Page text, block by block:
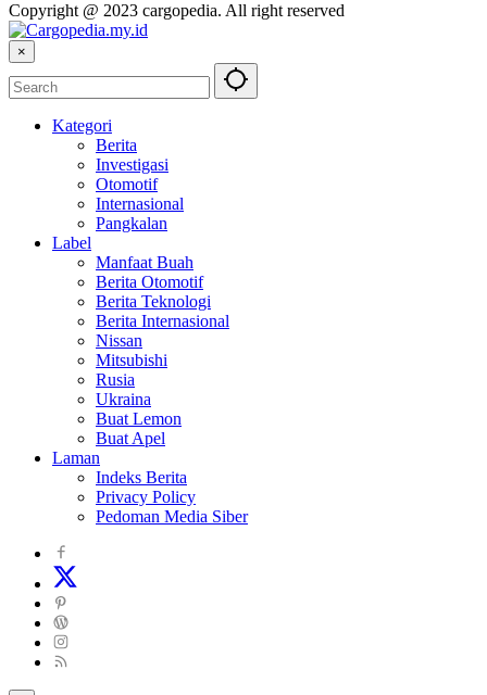
Copyright @ 2023 cargopedia. All right reserved
×
Kategori
Berita
Investigasi
Otomotif
Internasional
Pangkalan
Label
Manfaat Buah
Berita Otomotif
Berita Teknologi
Berita Internasional
Nissan
Mitsubishi
Rusia
Ukraina
Buat Lemon
Buat Apel
Laman
Indeks Berita
Privacy Policy
Pedoman Media Siber